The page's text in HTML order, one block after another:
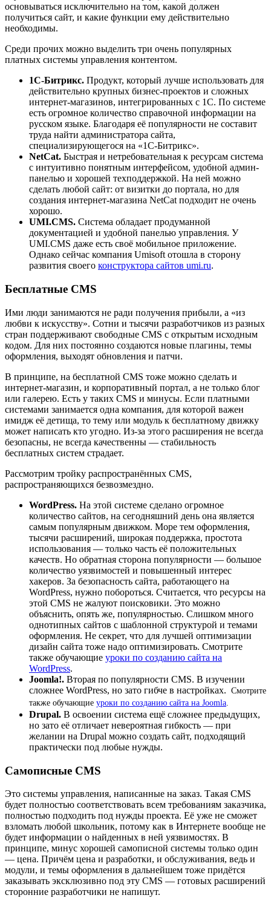
основываться исключительно на том, какой должен
получиться сайт, и какие функции ему действительно
необходимы.
Среди прочих можно выделить три очень популярных
платных системы управления контентом.
1С-Битрикс. Продукт, который лучше использовать для
действительно крупных бизнес-проектов и сложных
интернет-магазинов, интегрированных с 1С. По системе
есть огромное количество справочной информации на
русском языке. Благодаря её популярности не составит
труда найти администратора сайта,
специализирующегося на «1С-Битрикс».
NetCat. Быстрая и нетребовательная к ресурсам система
с интуитивно понятным интерфейсом, удобной админ-
панелью и хорошей техподдержкой. На ней можно
сделать любой сайт: от визитки до портала, но для
создания интернет-магазина NetCat подходит не очень
хорошо.
UMI.CMS. Система обладает продуманной
документацией и удобной панелью управления. У
UMI.CMS даже есть своё мобильное приложение.
Однако сейчас компания Umisoft отошла в сторону
развития своего конструктора сайтов umi.ru.
Бесплатные CMS
Ими люди занимаются не ради получения прибыли, а «из
любви к искусству». Сотни и тысячи разработчиков из разных
стран поддерживают свободные CMS с открытым исходным
кодом. Для них постоянно создаются новые плагины, темы
оформления, выходят обновления и патчи.
В принципе, на бесплатной CMS тоже можно сделать и
интернет-магазин, и корпоративный портал, а не только блог
или галерею. Есть у таких CMS и минусы. Если платными
системами занимается одна компания, для которой важен
имидж её детища, то тему или модуль к бесплатному движку
может написать кто угодно. Из-за этого расширения не всегда
безопасны, не всегда качественны — стабильность
бесплатных систем страдает.
Рассмотрим тройку распространённых CMS,
распространяющихся безвозмездно.
WordPress. На этой системе сделано огромное
количество сайтов, на сегодняшний день она является
самым популярным движком. Море тем оформления,
тысячи расширений, широкая поддержка, простота
использования — только часть её положительных
качеств. Но обратная сторона популярности — большое
количество уязвимостей и повышенный интерес
хакеров. За безопасность сайта, работающего на
WordPress, нужно побороться. Считается, что ресурсы на
этой CMS не жалуют поисковики. Это можно
объяснить, опять же, популярностью. Слишком много
однотипных сайтов с шаблонной структурой и темами
оформления. Не секрет, что для лучшей оптимизации
дизайн сайта тоже надо оптимизировать. Смотрите
также обучающие уроки по созданию сайта на
WordPress.
Joomla!. Вторая по популярности CMS. В изучении
сложнее WordPress, но зато гибче в настройках. Смотрите
также обучающие уроки по созданию сайта на Joomla
Drupal. В освоении система ещё сложнее предыдущих,
но зато её отличает невероятная гибкость — при
желании на Drupal можно создать сайт, подходящий
практически под любые нужды.
Самописные CMS
Это системы управления, написанные на заказ. Такая CMS
будет полностью соответствовать всем требованиям заказчика,
полностью подходить под нужды проекта. Её уже не сможет
взломать любой школьник, потому как в Интернете вообще не
будет информации о найденных в ней уязвимостях. В
принципе, минус хорошей самописной системы только один
— цена. Причём цена и разработки, и обслуживания, ведь и
модули, и темы оформления в дальнейшем тоже придётся
заказывать эксклюзивно под эту CMS — готовых расширений
сторонние разработчики не напишут.